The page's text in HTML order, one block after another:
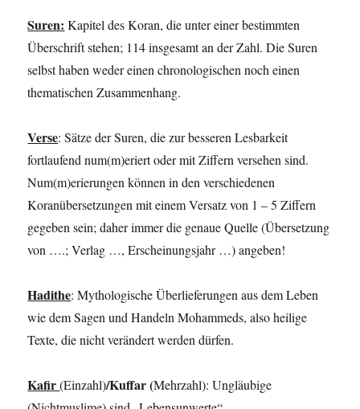
Suren: Kapitel des Koran, die unter einer bestimmten
Überschrift stehen; 114 insgesamt an der Zahl. Die Suren
selbst haben weder einen chronologischen noch einen
thematischen Zusammenhang.
Verse: Sätze der Suren, die zur besseren Lesbarkeit
fortlaufend num(m)eriert oder mit Ziffern versehen sind.
Num(m)erierungen können in den verschiedenen
Koranübersetzungen mit einem Versatz von 1 – 5 Ziffern
gegeben sein; daher immer die genaue Quelle (Übersetzung
von ….; Verlag …, Erscheinungsjahr …) angeben!
Hadithe: Mythologische Überlieferungen aus dem Leben
wie dem Sagen und Handeln Mohammeds, also heilige
Texte, die nicht verändert werden dürfen.
Kafir(Einzahl)/Kuffar(Mehrzahl): Ungläubige